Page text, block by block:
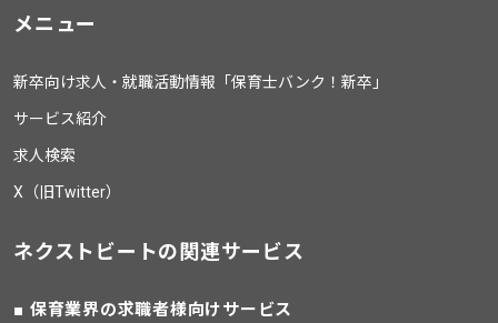
メニュー
新卒向け求人・就職活動情報「保育士バンク！新卒」
サービス紹介
求人検索
X（旧Twitter）
ネクストビートの関連サービス
保育業界の求職者様向けサービス